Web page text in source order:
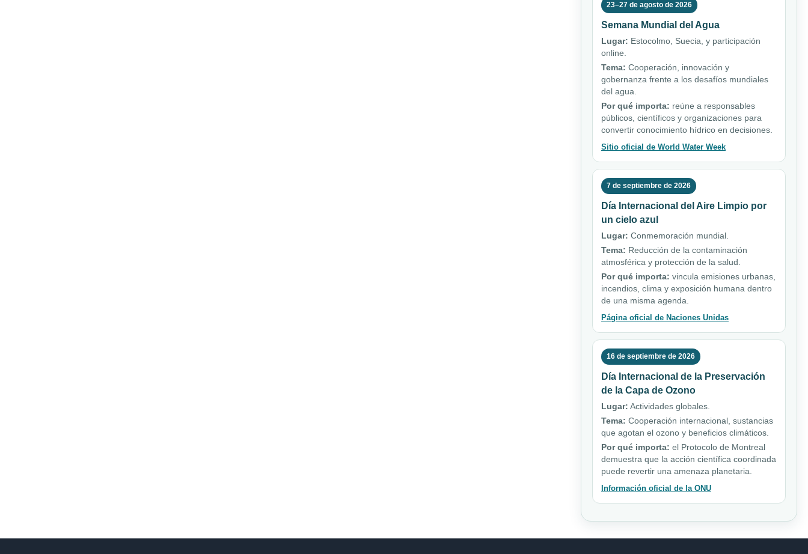
23–27 de agosto de 2026
Semana Mundial del Agua
Lugar: Estocolmo, Suecia, y participación
online.
Tema: Cooperación, innovación y
gobernanza frente a los desafíos mundiales
del agua.
Por qué importa: reúne a responsables
públicos, científicos y organizaciones para
convertir conocimiento hídrico en decisiones.
Sitio oficial de World Water Week
7 de septiembre de 2026
Día Internacional del Aire Limpio por
un cielo azul
Lugar: Conmemoración mundial.
Tema: Reducción de la contaminación
atmosférica y protección de la salud.
Por qué importa: vincula emisiones urbanas,
incendios, clima y exposición humana dentro
de una misma agenda.
Página oficial de Naciones Unidas
16 de septiembre de 2026
Día Internacional de la Preservación
de la Capa de Ozono
Lugar: Actividades globales.
Tema: Cooperación internacional, sustancias
que agotan el ozono y beneficios climáticos.
Por qué importa: el Protocolo de Montreal
demuestra que la acción científica coordinada
puede revertir una amenaza planetaria.
Información oficial de la ONU